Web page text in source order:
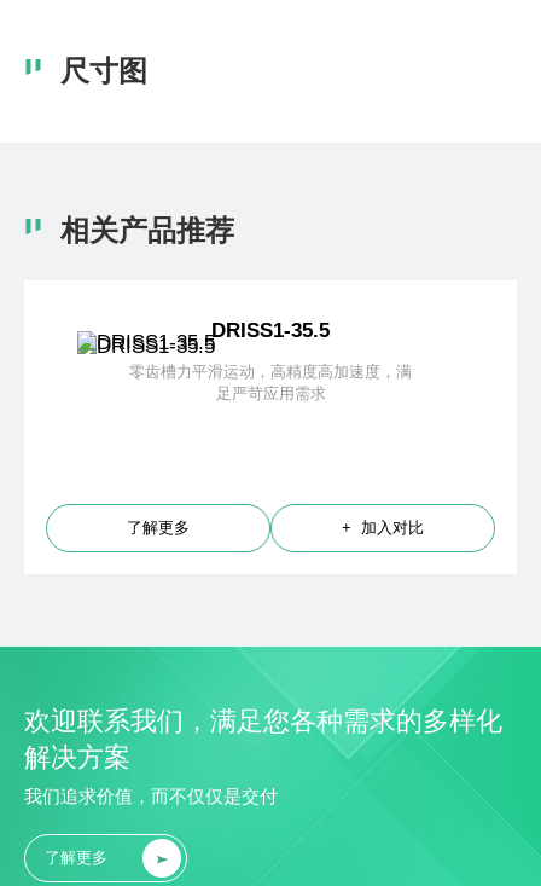
尺寸图
相关产品推荐
DRISS1-35.5
零齿槽力平滑运动，高精度高加速度，满
足严苛应用需求
了解更多 + 加入对比
欢迎联系我们，满足您各种需求的多样化
解决方案
我们追求价值，而不仅仅是交付
了解更多